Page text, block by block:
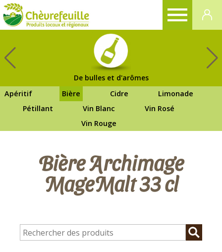
De bulles et d'arômes
Apéritif
Bière Cidre
Limonade
Pétillant
Vin Blanc
Vin Rosé
Vin Rouge
Bière Archimage
MageMalt 33 cl